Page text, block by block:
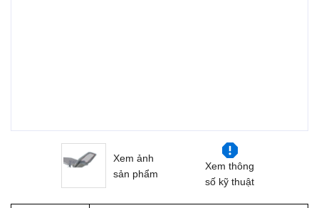
Xem ảnh
sản phẩm
Xem thông
số kỹ thuật